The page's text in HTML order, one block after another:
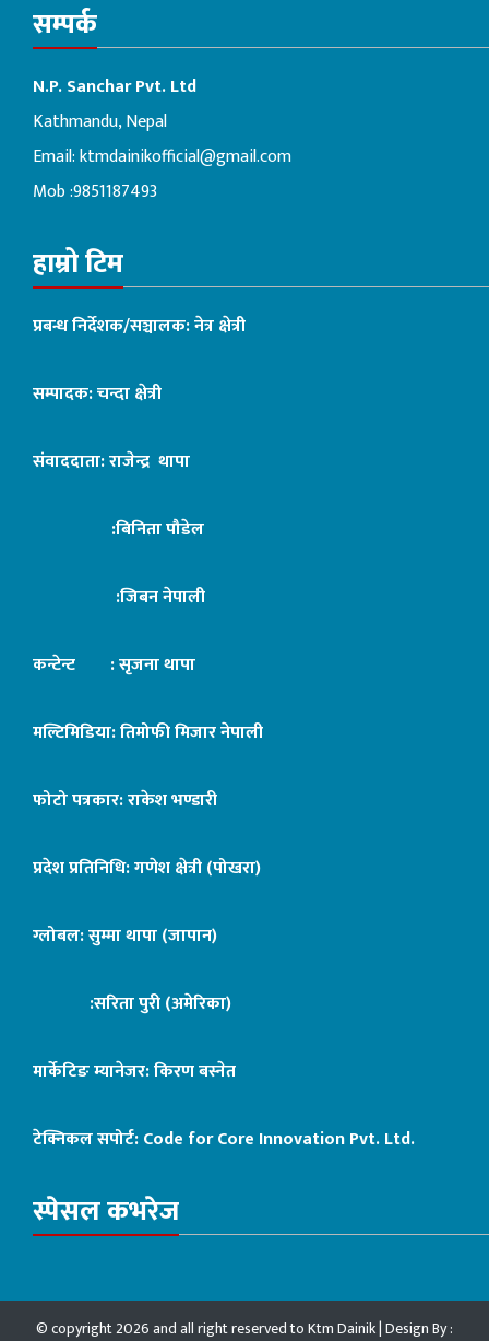
सम्पर्क
N.P. Sanchar Pvt. Ltd
Kathmandu, Nepal
Email:ktmdainikofficial@gmail.com
Mob :9851187493
हाम्रो टिम
प्रबन्ध निर्देशक/सञ्चालक: नेत्र क्षेत्री
सम्पादक: चन्दा क्षेत्री
संवाददाता: राजेन्द्र थापा
:बिनिता पौडेल
:जिबन नेपाली
कन्टेन्ट : सृजना थापा
मल्टिमिडिया: तिमोफी मिजार नेपाली
फोटो पत्रकार: राकेश भण्डारी
प्रदेश प्रतिनिधि: गणेश क्षेत्री (पोखरा)
ग्लोबल: सुम्मा थापा (जापान)
:सरिता पुरी (अमेरिका)
मार्केटिङ म्यानेजर: किरण बस्नेत
टेक्निकल सपोर्ट:Code for Core Innovation Pvt. Ltd.
स्पेसल कभरेज
© copyright 2026 and all right reserved to Ktm Dainik | Design By :